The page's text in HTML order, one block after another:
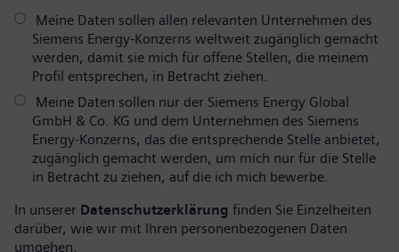
Meine Daten sollen allen relevanten Unternehmen des
Siemens Energy-Konzerns weltweit zugänglich gemacht
werden, damit sie mich für offene Stellen, die meinem
Profil entsprechen, in Betracht ziehen.
Meine Daten sollen nur der Siemens Energy Global
GmbH & Co. KG und dem Unternehmen des Siemens
Energy-Konzerns, das die entsprechende Stelle anbietet,
zugänglich gemacht werden, um mich nur für die Stelle
in Betracht zu ziehen, auf die ich mich bewerbe.
In unserer Datenschutzerklärung finden Sie Einzelheiten
darüber, wie wir mit Ihren personenbezogenen Daten
umgehen.